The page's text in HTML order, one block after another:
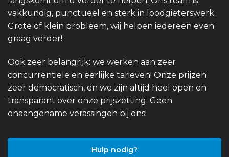
vakkundig, punctueel en sterk in loodgieterswerk.
Grote of klein probleem, wij helpen iedereen even
graag verder!
Ook zeer belangrijk: we werken aan zeer
concurrentiële en eerlijke tarieven! Onze prijzen
zeer democratisch, en we zijn altijd heel open en
transparant over onze prijszetting. Geen
onaangename verassingen bij ons!
Hulp nodig?